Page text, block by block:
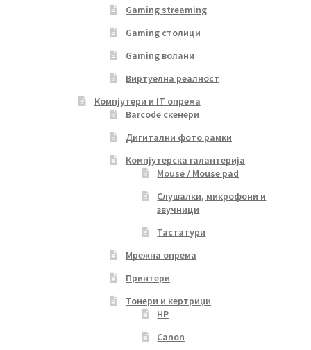
Gaming streaming
Gaming столици
Gaming волани
Виртуелна реалност
Компјутери и IT опрема
Barcode скенери
Дигитални фото рамки
Компјутерска галантерија
Mouse / Mouse pad
Слушалки, микрофони и
звучници
Тастатури
Мрежна опрема
Принтери
Тонери и кертриџи
HP
Canon